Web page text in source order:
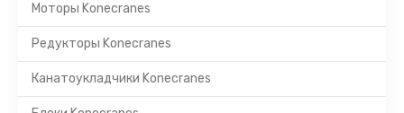
Моторы Konecranes
Редукторы Konecranes
Канатоукладчики Konecranes